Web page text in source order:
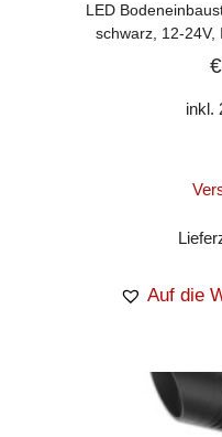
LED
schwarz, 12-24V,
€
inkl.
Auf die